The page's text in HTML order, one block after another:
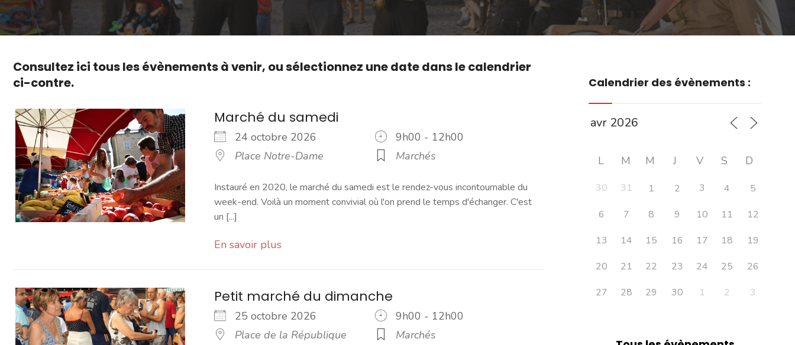
Consultez ici tous les évènements à venir, ou sélectionnez une date dans le calendrier
ci-contre.
Marché du samedi
24 octobre 2026
9h00 - 12h00
Place Notre-Dame
Marchés
Instauré en 2020, le marché du samedi est le rendez-vous incontournable du
week-end. Voilà un moment convivial où l'on prend le temps d'échanger. C'est
un [...]
En savoir plus
Petit marché du dimanche
25 octobre 2026
9h00 - 12h00
Place de la République
Marchés
Calendrier des évènements :
L M M J V S D
30 31 1 2 3 4
5
6
7 8 9 10 11
12
13
14 15 16 17 18
19
20
21 22 23 24 25
26
27
28 29 30 1 2 3